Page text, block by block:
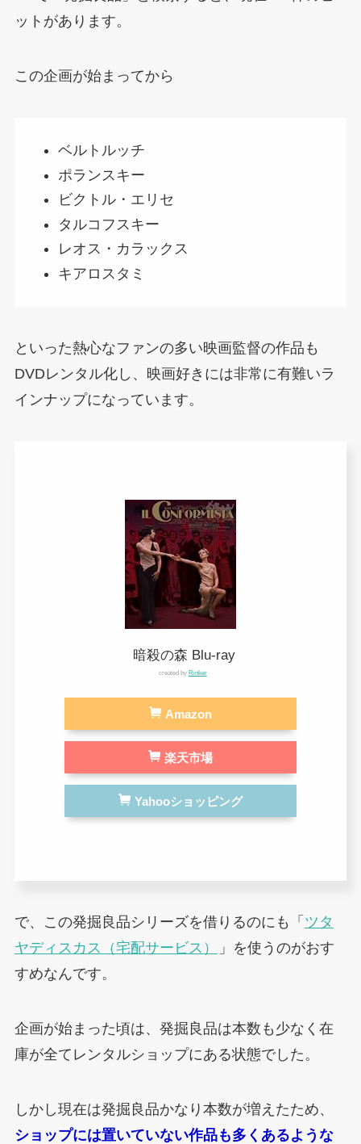
ットがあります。
この企画が始まってから
ベルトルッチ
ポランスキー
ビクトル・エリセ
タルコフスキー
レオス・カラックス
キアロスタミ
といった熱心なファンの多い映画監督の作品も
DVDレンタル化し、映画好きには非常に有難いラ
インナップになっています。
暗殺の森 Blu-ray
created by Rinker
Amazon
楽天市場
Yahooショッピング
で、この発掘良品シリーズを借りるのにも「 ツタ
ヤディスカス（宅配サービス）
」を使うのがおす
すめなんです。
企画が始まった頃は、発掘良品は本数も少なく在
庫が全てレンタルショップにある状態でした。
しかし現在は発掘良品かなり本数が増えたため、
ショップには置いていない作品も多くあるような